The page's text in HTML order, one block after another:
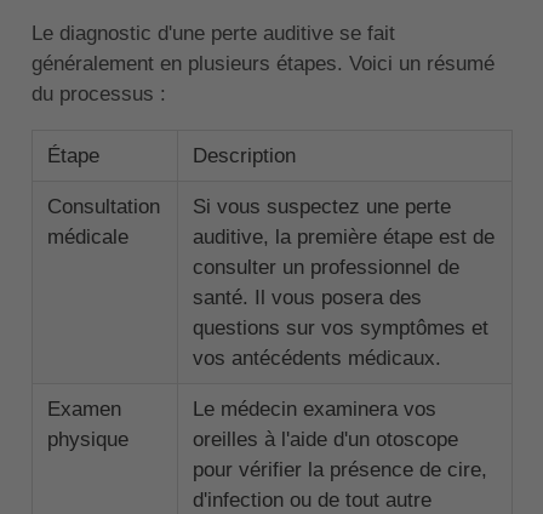
Le diagnostic d'une perte auditive se fait
généralement en plusieurs étapes. Voici un résumé
du processus :
Étape Description
Consultation
médicale
Si vous suspectez une perte
auditive, la première étape est de
consulter un professionnel de
santé. Il vous posera des
questions sur vos symptômes et
vos antécédents médicaux.
Examen
physique
Le médecin examinera vos
oreilles à l'aide d'un otoscope
pour vérifier la présence de cire,
d'infection ou de tout autre